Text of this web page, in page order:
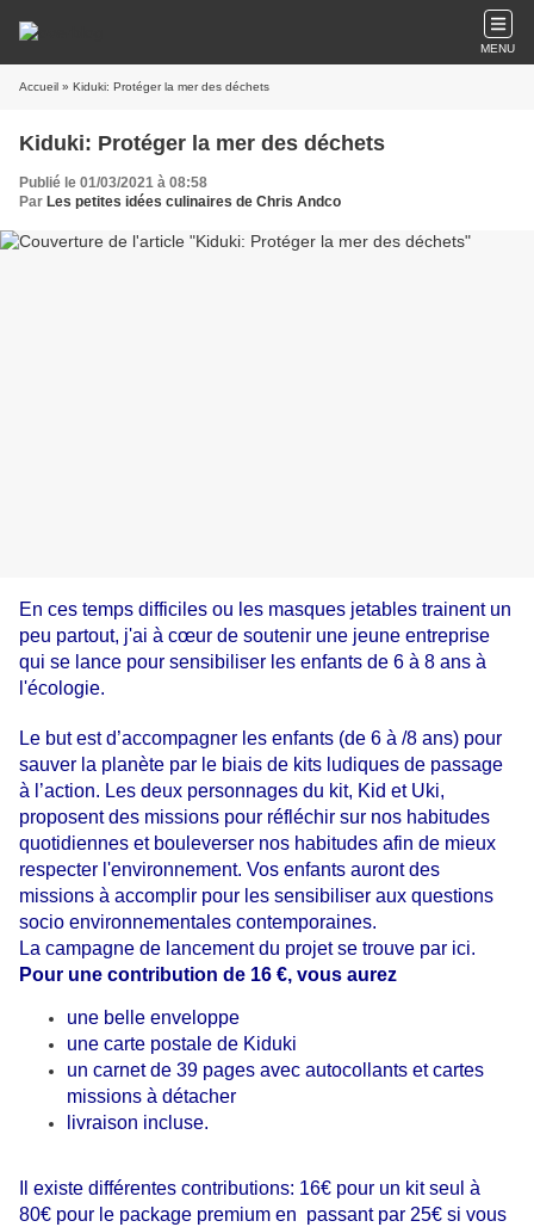
MENU
Accueil » Kiduki: Protéger la mer des déchets
Kiduki: Protéger la mer des déchets
Publié le 01/03/2021 à 08:58
Par Les petites idées culinaires de Chris Andco
En ces temps difficiles ou les masques jetables trainent un
peu partout, j'ai à cœur de soutenir une jeune entreprise
qui se lance pour sensibiliser les enfants de 6 à 8 ans à
l'écologie.
Le but est d’accompagner les enfants (de 6 à /8 ans) pour
sauver la planète par le biais de kits ludiques de passage
à l’action. Les deux personnages du kit, Kid et Uki,
proposent des missions pour réfléchir sur nos habitudes
quotidiennes et bouleverser nos habitudes afin de mieux
respecter l'environnement. Vos enfants auront des
missions à accomplir pour les sensibiliser aux questions
socio environnementales contemporaines.
La campagne de lancement du projet se trouve par ici.
Pour une contribution de 16 €, vous aurez
une belle enveloppe
une carte postale de Kiduki
un carnet de 39 pages avec autocollants et cartes
missions à détacher
livraison incluse.
Il existe différentes contributions: 16€ pour un kit seul à
80€ pour le package premium en  passant par 25€ si vous